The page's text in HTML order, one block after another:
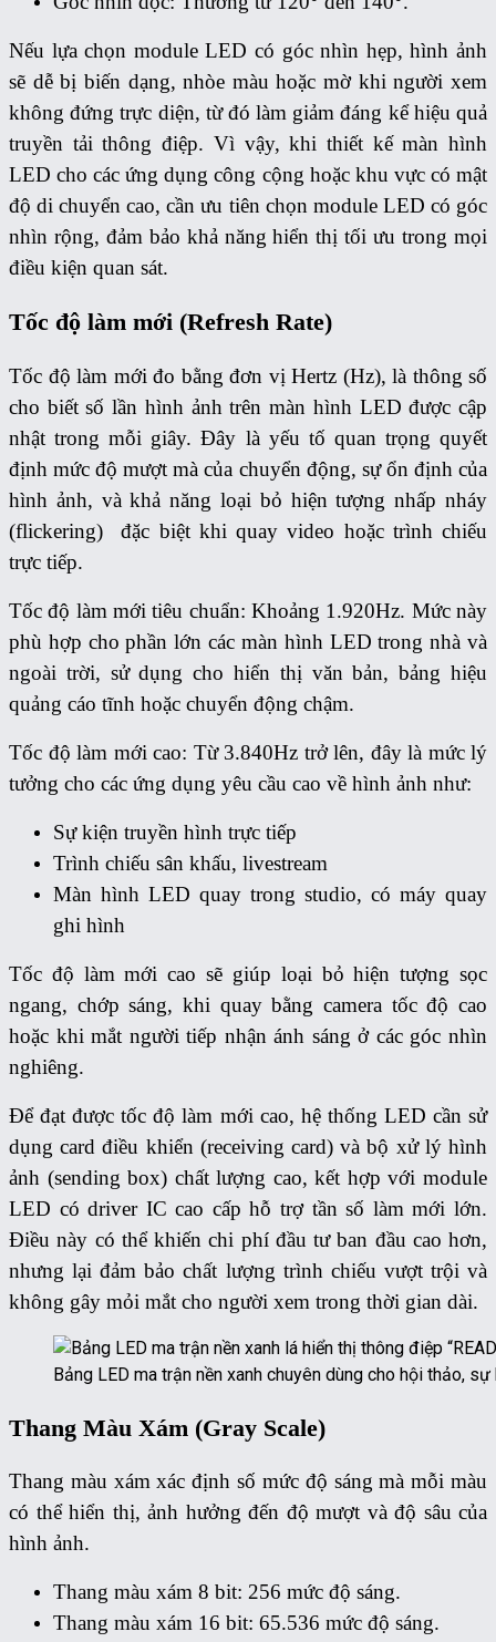
Nếu lựa chọn module LED có góc nhìn hẹp, hình ảnh
sẽ dễ bị biến dạng, nhòe màu hoặc mờ khi người xem
không đứng trực diện, từ đó làm giảm đáng kể hiệu quả
truyền tải thông điệp. Vì vậy, khi thiết kế màn hình
LED cho các ứng dụng công cộng hoặc khu vực có mật
độ di chuyển cao, cần ưu tiên chọn module LED có góc
nhìn rộng, đảm bảo khả năng hiển thị tối ưu trong mọi
điều kiện quan sát.
Tốc độ làm mới (Refresh Rate)
Tốc độ làm mới đo bằng đơn vị Hertz (Hz), là thông số
cho biết số lần hình ảnh trên màn hình LED được cập
nhật trong mỗi giây. Đây là yếu tố quan trọng quyết
định mức độ mượt mà của chuyển động, sự ổn định của
hình ảnh, và khả năng loại bỏ hiện tượng nhấp nháy
(flickering) đặc biệt khi quay video hoặc trình chiếu
trực tiếp.
Tốc độ làm mới tiêu chuẩn: Khoảng 1.920Hz. Mức này
phù hợp cho phần lớn các màn hình LED trong nhà và
ngoài trời, sử dụng cho hiển thị văn bản, bảng hiệu
quảng cáo tĩnh hoặc chuyển động chậm.
Tốc độ làm mới cao: Từ 3.840Hz trở lên, đây là mức lý
tưởng cho các ứng dụng yêu cầu cao về hình ảnh như:
Sự kiện truyền hình trực tiếp
Trình chiếu sân khấu, livestream
Màn hình LED quay trong studio, có máy quay
ghi hình
Tốc độ làm mới cao sẽ giúp loại bỏ hiện tượng sọc
ngang, chớp sáng, khi quay bằng camera tốc độ cao
hoặc khi mắt người tiếp nhận ánh sáng ở các góc nhìn
nghiêng.
Để đạt được tốc độ làm mới cao, hệ thống LED cần sử
dụng card điều khiển (receiving card) và bộ xử lý hình
ảnh (sending box) chất lượng cao, kết hợp với module
LED có driver IC cao cấp hỗ trợ tần số làm mới lớn.
Điều này có thể khiến chi phí đầu tư ban đầu cao hơn,
nhưng lại đảm bảo chất lượng trình chiếu vượt trội và
không gây mỏi mắt cho người xem trong thời gian dài.
Bảng LED ma trận nền xanh chuyên dùng cho hội thảo,
Thang Màu Xám (Gray Scale)
Thang màu xám xác định số mức độ sáng mà mỗi màu
có thể hiển thị, ảnh hưởng đến độ mượt và độ sâu của
hình ảnh.
Thang màu xám 8 bit: 256 mức độ sáng.
Thang màu xám 16 bit: 65.536 mức độ sáng.